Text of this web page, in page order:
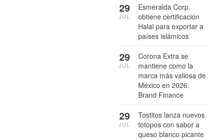
Esmeralda Corp.
obtiene certificación
Halal para exportar a
países islámicos
29
JUL
Corona Extra se
mantiene como la
marca más valiosa de
México en 2026:
Brand Finance
29
JUL
Tostitos lanza nuevos
totopos con sabor a
queso blanco picante
29
JUL